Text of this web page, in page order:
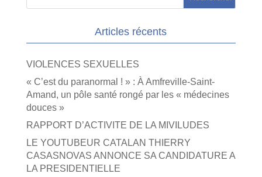
Articles récents
VIOLENCES SEXUELLES
« C’est du paranormal ! » : À Amfreville-Saint-
Amand, un pôle santé rongé par les « médecines
douces »
RAPPORT D’ACTIVITE DE LA MIVILUDES
LE YOUTUBEUR CATALAN THIERRY
CASASNOVAS ANNONCE SA CANDIDATURE A
LA PRESIDENTIELLE